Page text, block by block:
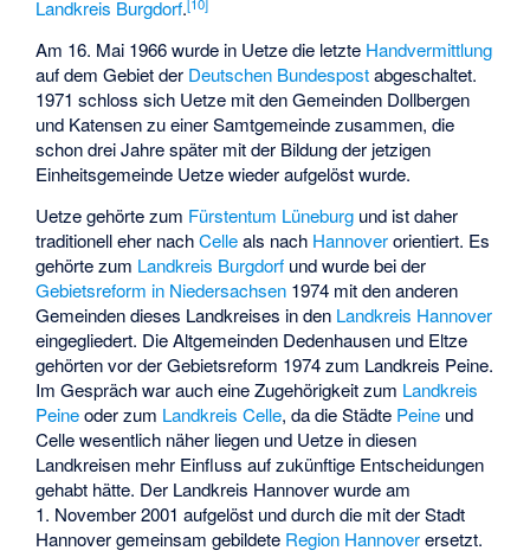
Landkreis Burgdorf.
Am 16. Mai 1966 wurde in Uetze die letzte Handvermittlung
auf dem Gebiet der Deutschen Bundespostabgeschaltet.
1971 schloss sich Uetze mit den Gemeinden Dollbergen
und Katensen zu einer Samtgemeinde zusammen, die
schon drei Jahre später mit der Bildung der jetzigen
Einheitsgemeinde Uetze wieder aufgelöst wurde.
Uetze gehörte zum Fürstentum Lüneburg und ist daher
traditionell eher nachCelleals nach Hannoverorientiert. Es
gehörte zum Landkreis Burgdorf und wurde bei der
Gebietsreform in Niedersachsen 1974 mit den anderen
Gemeinden dieses Landkreises in den Landkreis Hannover
eingegliedert. Die Altgemeinden Dedenhausen und Eltze
gehörten vor der Gebietsreform 1974 zum Landkreis Peine.
Im Gespräch war auch eine Zugehörigkeit zum Landkreis
Peineoder zum Landkreis Celle, da die Städte Peine und
Celle wesentlich näher liegen und Uetze in diesen
Landkreisen mehr Einfluss auf zukünftige Entscheidungen
gehabt hätte. Der Landkreis Hannover wurde am
1. November 2001 aufgelöst und durch die mit der Stadt
Hannover gemeinsam gebildete Region Hannoverersetzt.